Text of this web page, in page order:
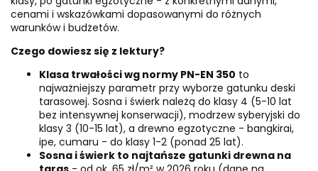
cenami i wskazówkami dopasowanymi do różnych
warunków i budżetów.
Czego dowiesz się z lektury?
Klasa trwałości wg normy PN-EN 350 to
najważniejszy parametr przy wyborze gatunku deski
tarasowej. Sosna i świerk należą do klasy 4 (5-10 lat
bez intensywnej konserwacji), modrzew syberyjski do
klasy 3 (10-15 lat), a drewno egzotyczne - bangkirai,
ipe, cumaru - do klasy 1-2 (ponad 25 lat).
Sosna i świerk to najtańsze gatunki drewna na